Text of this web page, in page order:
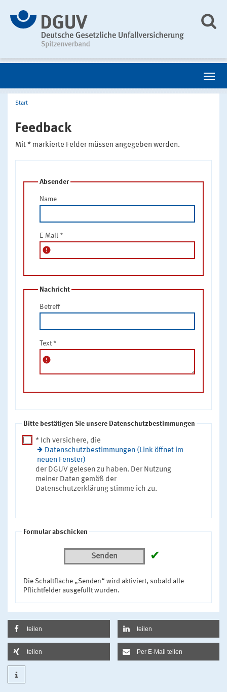
Start
Feedback
Mit * markierte Felder müssen angegeben werden.
Absender
Name
E-Mail *
error
Nachricht
Betreff
Text *
error
Bitte bestätigen Sie unsere Datenschutzbestimmungen
* Ich versichere, die
Datenschutzbestimmungen (Link öffnet im
neuen Fenster)
der DGUV gelesen zu haben. Der Nutzung
meiner Daten gemäß der
Datenschutzerklärung stimme ich zu.
Formular abschicken
Senden ✔
Die Schaltfläche „Senden“ wird aktiviert, sobald alle
Pflichtfelder ausgefüllt wurden.
teilen teilen
teilen Per E-Mail teilen